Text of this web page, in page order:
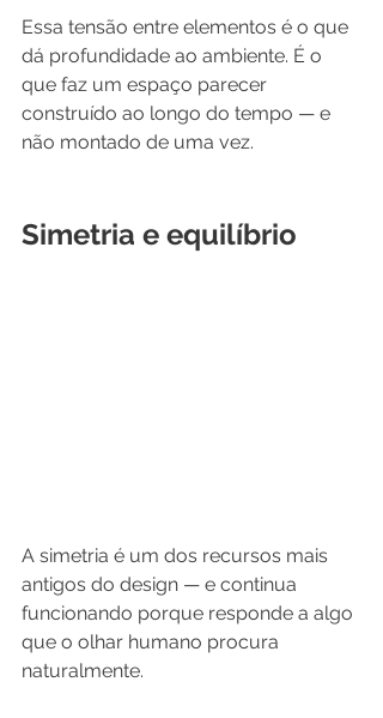
Essa tensão entre elementos é o que
dá profundidade ao ambiente. É o
que faz um espaço parecer
construído ao longo do tempo — e
não montado de uma vez.
Simetria e equilíbrio
A simetria é um dos recursos mais
antigos do design — e continua
funcionando porque responde a algo
que o olhar humano procura
naturalmente.